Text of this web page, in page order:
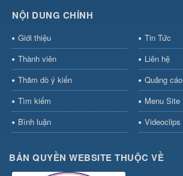
NỘI DUNG CHÍNH
Giới thiệu
Tin Tức
Thành viên
Liên hệ
Thăm dò ý kiến
Quảng cáo
Tìm kiếm
Menu Site
Bình luận
Videoclips
BẢN QUYỀN WEBSITE THUỘC VỀ